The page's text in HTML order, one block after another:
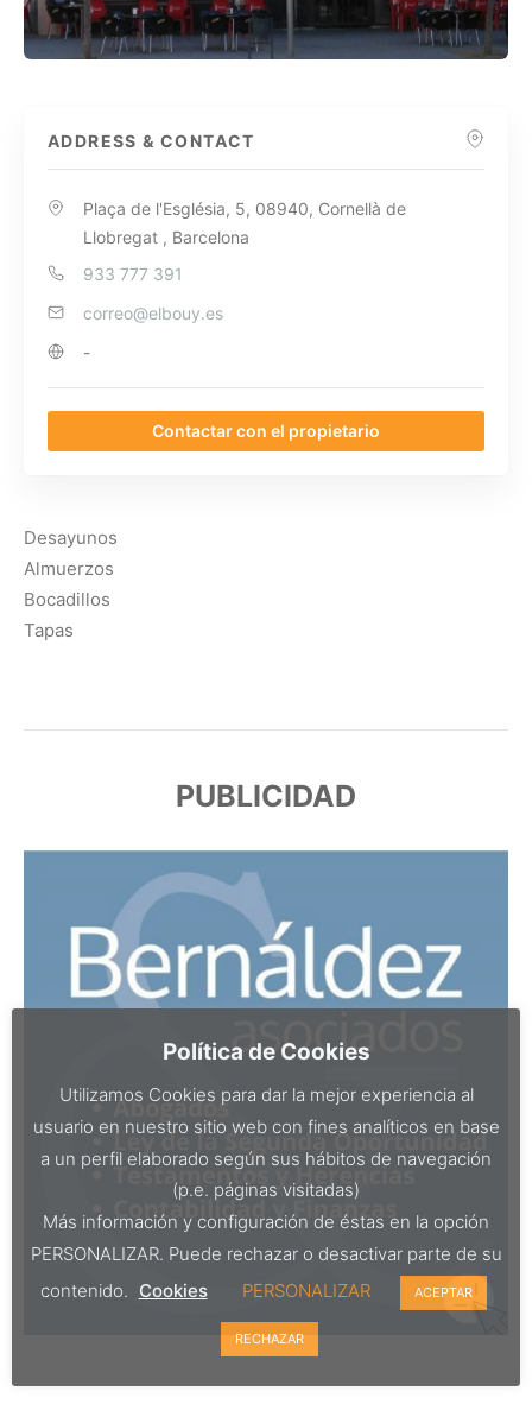
ADDRESS & CONTACT
Plaça de l'Església, 5, 08940, Cornellà de
Llobregat , Barcelona
933 777 391
correo@elbouy.es
-
Contactar con el propietario
Desayunos
Almuerzos
Bocadillos
Tapas
PUBLICIDAD
Política de Cookies
Utilizamos Cookies para dar la mejor experiencia al
usuario en nuestro sitio web con fines analíticos en base
a un perfil elaborado según sus hábitos de navegación
(p.e. páginas visitadas)
Más información y configuración de éstas en la opción
PERSONALIZAR. Puede rechazar o desactivar parte de su
contenido. Cookies PERSONALIZAR ACEPTAR
RECHAZAR